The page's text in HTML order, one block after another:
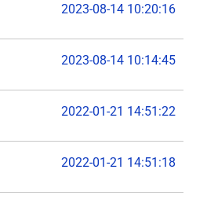
2023-08-14 10:20:16
2023-08-14 10:14:45
2022-01-21 14:51:22
2022-01-21 14:51:18